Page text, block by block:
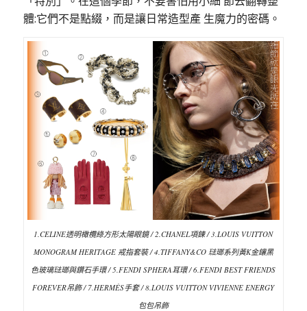
體:它們不是點綴，而是讓日常造型產 生魔力的密碼。
1.CELINE透明橄欖綠方形太陽眼鏡 / 2.CHANEL項鍊 / 3.LOUIS VUITTON
MONOGRAM HERITAGE 戒指套裝 / 4.TIFFANY&CO 琺瑯系列黃K金鑲黑
色玻璃琺瑯與鑽石手環 / 5.FENDI SPHERA耳環 / 6.FENDI BEST FRIENDS
FOREVER吊飾 / 7.HERMÈS手套 / 8.LOUIS VUITTON VIVIENNE ENERGY
包包吊飾